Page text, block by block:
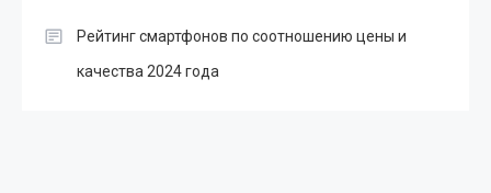
Рейтинг смартфонов по соотношению цены и
качества 2024 года